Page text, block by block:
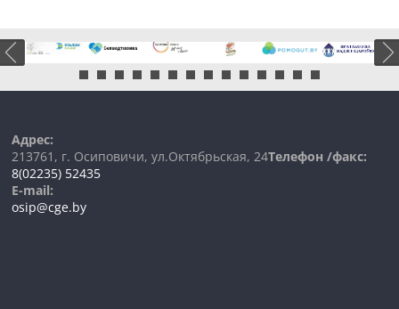
Адрес:
213761, г. Осиповичи, ул.Октябрьская, 24Телефон /факс:
8(02235) 52435
E-mail:
osip@cge.by